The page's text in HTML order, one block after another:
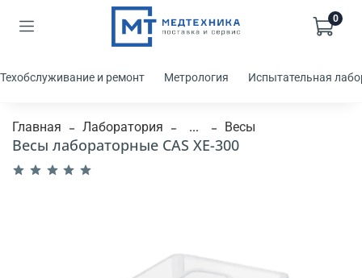
0
Техобслуживание и ремонт Метрология Испытательная
Главная Лаборатория ... Весы
Весы лабораторные CAS XE-300